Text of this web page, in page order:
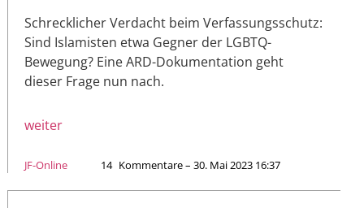
Schrecklicher Verdacht beim Verfassungsschutz:
Sind Islamisten etwa Gegner der LGBTQ-
Bewegung? Eine ARD-Dokumentation geht
dieser Frage nun nach.
weiter
JF-Online 14 Kommentare – 30. Mai 2023 16:37